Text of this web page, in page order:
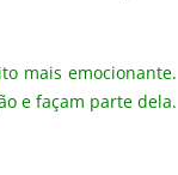
mais emocionante.
e façam parte dela.